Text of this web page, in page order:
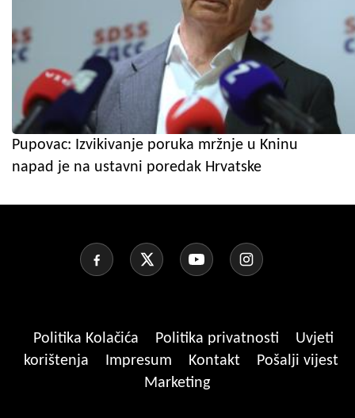
Pupovac: Izvikivanje poruka mržnje u Kninu
napad je na ustavni poredak Hrvatske
Politika Kolačića Politika privatnosti
Uvjeti
korištenja
Impresum Kontakt
Pošalji vijest
Marketing